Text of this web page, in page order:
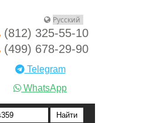
(812) 325-55-10
(499) 678-29-90
Telegram
WhatsApp